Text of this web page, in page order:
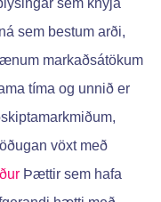
sem knýja
sem bestum arði,
markaðsátökum
tíma og unnið er
vöxt með
Þættir sem hafa